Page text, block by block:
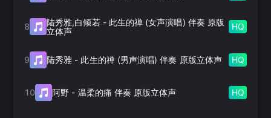
8 陆秀雅,白倾若- 此生的禅 (女声演唱) 伴奏 原版
立体声
HQ
9 陆秀雅 - 此生的禅 (男声演唱) 伴奏 原版立体声 HQ
10 阿野 - 温柔的痛 伴奏 原版立体声 HQ